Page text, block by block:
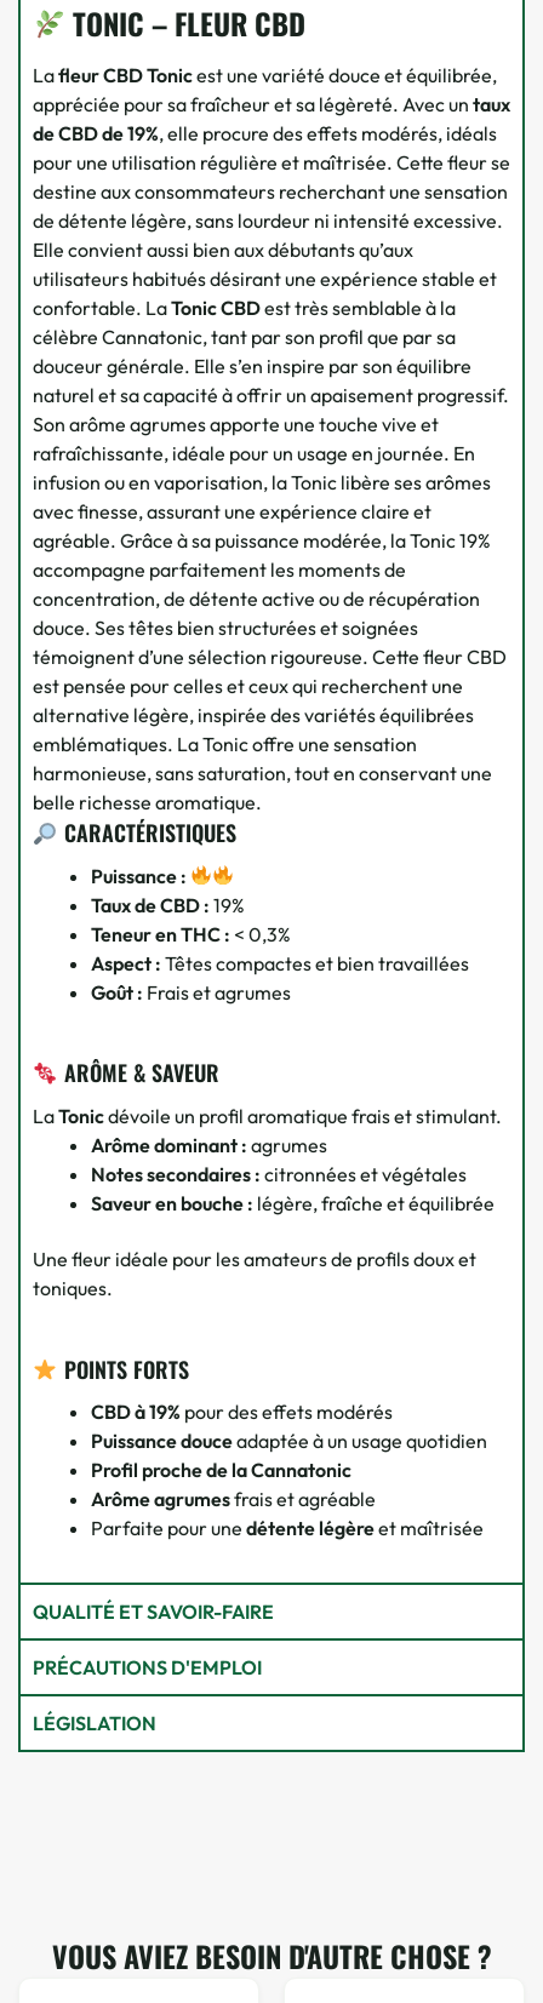
TONIC – FLEUR CBD
Lafleur CBD Tonicest une variété douce et équilibrée,
appréciée pour sa fraîcheur et sa légèreté. Avec un taux
de CBD de 19%, elle procure des effets modérés, idéals
pour une utilisation régulière et maîtrisée. Cette fleur se
destine aux consommateurs recherchant une sensation
de détente légère, sans lourdeur ni intensité excessive.
Elle convient aussi bien aux débutants qu’aux
utilisateurs habitués désirant une expérience stable et
confortable. LaTonic CBDest très semblable à la
célèbre Cannatonic, tant par son profil que par sa
douceur générale. Elle s’en inspire par son équilibre
naturel et sa capacité à offrir un apaisement progressif.
Son arôme agrumes apporte une touche vive et
rafraîchissante, idéale pour un usage en journée. En
infusion ou en vaporisation, la Tonic libère ses arômes
avec finesse, assurant une expérience claire et
agréable. Grâce à sa puissance modérée, la Tonic 19%
accompagne parfaitement les moments de
concentration, de détente active ou de récupération
douce. Ses têtes bien structurées et soignées
témoignent d’une sélection rigoureuse. Cette fleur CBD
est pensée pour celles et ceux qui recherchent une
alternative légère, inspirée des variétés équilibrées
emblématiques. La Tonic offre une sensation
harmonieuse, sans saturation, tout en conservant une
belle richesse aromatique.
CARACTÉRISTIQUES
Puissance :
Taux de CBD : 19%
Teneur en THC : < 0,3%
Aspect : Têtes compactes et bien travaillées
Goût : Frais et agrumes
ARÔME & SAVEUR
LaTonicdévoile un profil aromatique frais et stimulant.
Arôme dominant : agrumes
Notes secondaires : citronnées et végétales
Saveur en bouche : légère, fraîche et équilibrée
Une fleur idéale pour les amateurs de profils doux et
toniques.
POINTS FORTS
CBD à 19% pour des effets modérés
Puissance douceadaptée à un usage quotidien
Profil proche de la Cannatonic
Arôme agrumesfrais et agréable
Parfaite pour une détente légèreet maîtrisée
QUALITÉ ET SAVOIR-FAIRE
PRÉCAUTIONS D'EMPLOI
LÉGISLATION
VOUS AVIEZ BESOIN D'AUTRE CHOSE ?